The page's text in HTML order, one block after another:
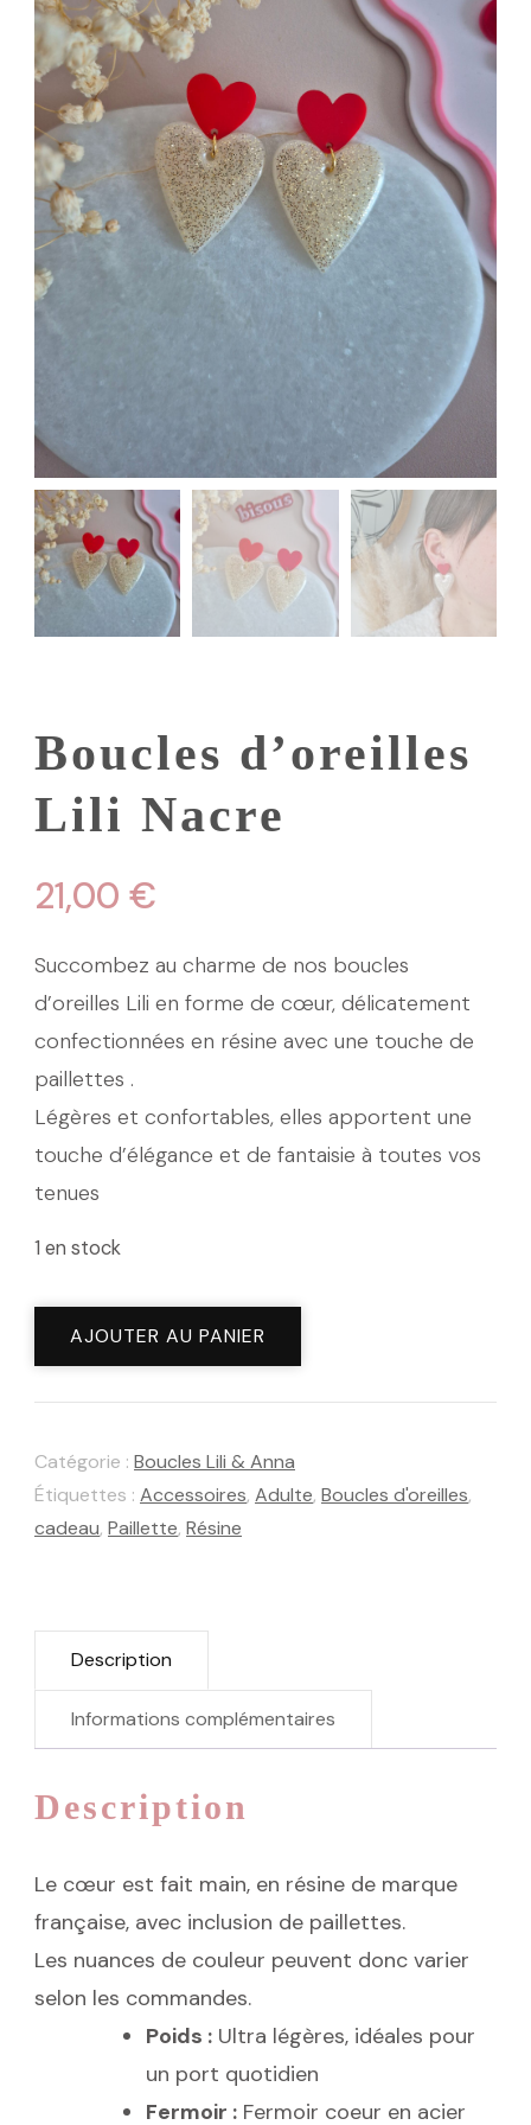
Boucles d’oreilles
Lili Nacre
21,00 €
Succombez au charme de nos boucles
d’oreilles Lili en forme de cœur, délicatement
confectionnées en résine avec une touche de
paillettes .
Légères et confortables, elles apportent une
touche d’élégance et de fantaisie à toutes vos
tenues
1 en stock
quantité
Lili
Nacre
AJOUTER AU PANIER
Catégorie : Boucles Lili & Anna
Étiquettes : Accessoires, Adulte, Boucles d'oreilles,
cadeau, Paillette, Résine
Description
Informations complémentaires
Description
Le cœur est fait main, en résine de marque
française, avec inclusion de paillettes.
Les nuances de couleur peuvent donc varier
selon les commandes.
Poids : Ultra légères, idéales pour
un port quotidien
Fermoir : Fermoir coeur en acier